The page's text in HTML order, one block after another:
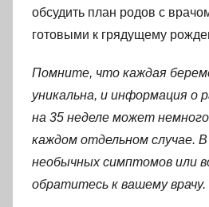
обсудить план родов с
готовыми к грядущему
Помните, что каждая
уникальна, и информация о
на 35 неделе может
каждом отдельном случае.
необычных симптомов или
обратитесь к вашему врачу.